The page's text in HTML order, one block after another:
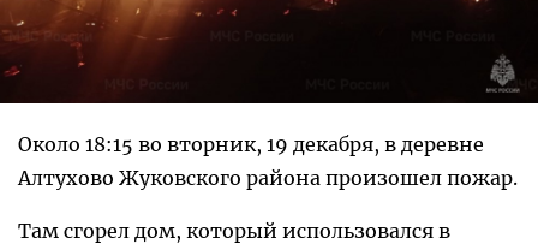
Около 18:15 во вторник, 19 декабря, в деревне
Алтухово Жуковского района произошел пожар.
Там сгорел дом, который использовался в